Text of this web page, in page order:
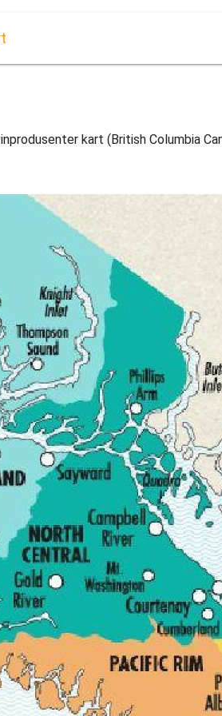
kart (British Columbia